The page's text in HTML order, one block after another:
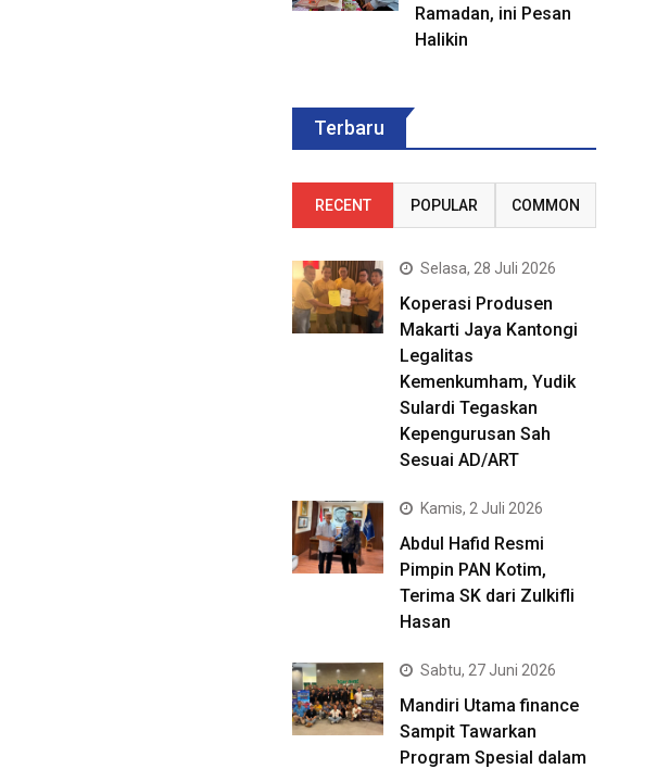
Ramadan, ini Pesan
Halikin
Terbaru
RECENT POPULAR COMMON
Selasa, 28 Juli 2026
Koperasi Produsen
Makarti Jaya Kantongi
Legalitas
Kemenkumham, Yudik
Sulardi Tegaskan
Kepengurusan Sah
Sesuai AD/ART
Kamis, 2 Juli 2026
Abdul Hafid Resmi
Pimpin PAN Kotim,
Terima SK dari Zulkifli
Hasan
Sabtu, 27 Juni 2026
Mandiri Utama finance
Sampit Tawarkan
Program Spesial dalam